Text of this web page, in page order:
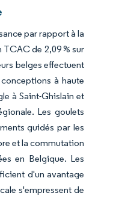
par rapport à la
TCAC de 2,09 % sur
belges effectuent
à haute
à Saint-Ghislain et
Les goulets
guidés par les
et la commutation
en Belgique. Les
d'un avantage
s'empressent de